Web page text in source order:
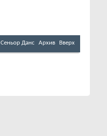
Сеньор Данс Архив Вверх